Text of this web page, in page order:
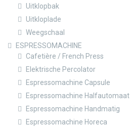
Uitklopbak
Uitkloplade
Weegschaal
ESPRESSOMACHINE
Cafetière / French Press
Elektrische Percolator
Espressomachine Capsule
Espressomachine Halfautomaat
Espressomachine Handmatig
Espressomachine Horeca